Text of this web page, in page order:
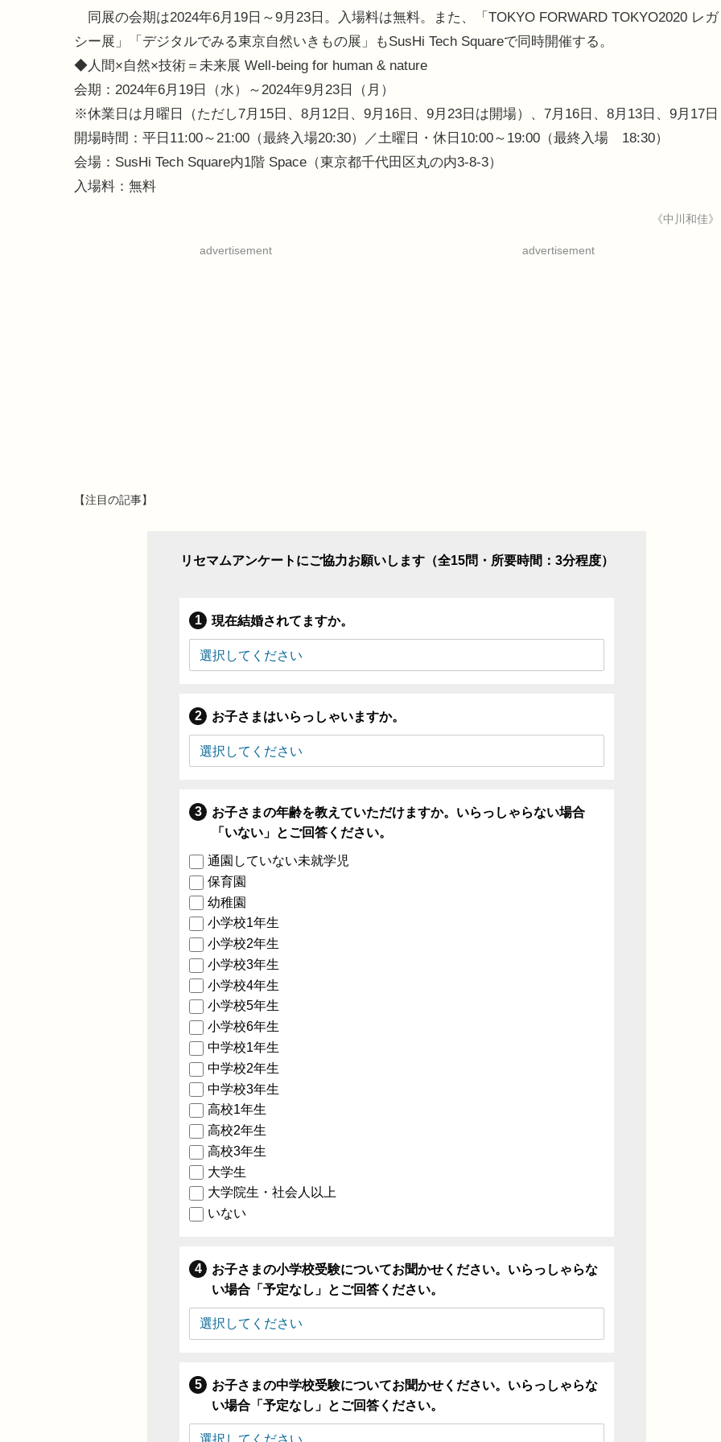
同展の会期は2024年6月19日～9月23日。入場料は無料。また、「TOKYO FORWARD TOKYO2020 レガ
シー展」「デジタルでみる東京自然いきもの展」もSusHi Tech Squareで同時開催する。
◆人間×自然×技術＝未来展 Well-being for human & nature
会期：2024年6月19日（水）～2024年9月23日（月）
※休業日は月曜日（ただし7月15日、8月12日、9月16日、9月23日は開場）、7月16日、8月13日、9月17日
開場時間：平日11:00～21:00（最終入場20:30）／土曜日・休日10:00～19:00（最終入場 18:30）
会場：SusHi Tech Square内1階 Space（東京都千代田区丸の内3-8-3）
入場料：無料
《中川和佳》
advertisement advertisement
【注目の記事】
リセマムアンケートにご協力お願いします（全15問・所要時間：3分程度）
現在結婚されてますか。
お子さまはいらっしゃいますか。
お子さまの年齢を教えていただけますか。いらっしゃらない場合
「いない」とご回答ください。
通園していない未就学児
保育園
幼稚園
小学校1年生
小学校2年生
小学校3年生
小学校4年生
小学校5年生
小学校6年生
中学校1年生
中学校2年生
中学校3年生
高校1年生
高校2年生
高校3年生
大学生
大学院生・社会人以上
いない
お子さまの小学校受験についてお聞かせください。いらっしゃらな
い場合「予定なし」とご回答ください。
お子さまの中学校受験についてお聞かせください。いらっしゃらな
い場合「予定なし」とご回答ください。